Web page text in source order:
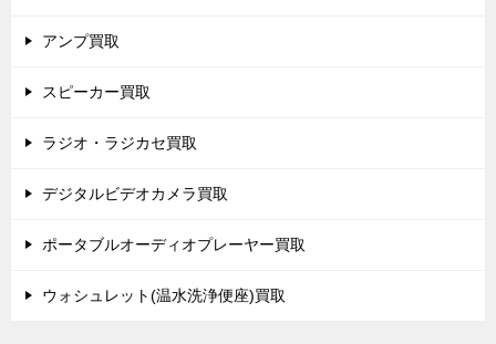
アンプ買取
スピーカー買取
ラジオ・ラジカセ買取
デジタルビデオカメラ買取
ポータブルオーディオプレーヤー買取
ウォシュレット(温水洗浄便座)買取